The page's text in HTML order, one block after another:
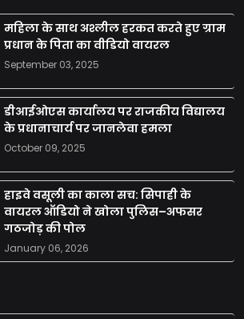
महिला के साथ अश्लील हरकत करते हुए ग्राम
प्रधान के पिता का वीडियो वायरल
September 03, 2025
डीआईओएस कार्यालय पर राजकीय विद्यालय
के प्रधानाचार्य पर जानलेवा हमला
October 09, 2025
हाइवे वसूली का काला सच: सिपाही के
वायरल ऑडियो ने खोला पुलिस–अफसर
गठजोड़ की पोल
January 06, 2026